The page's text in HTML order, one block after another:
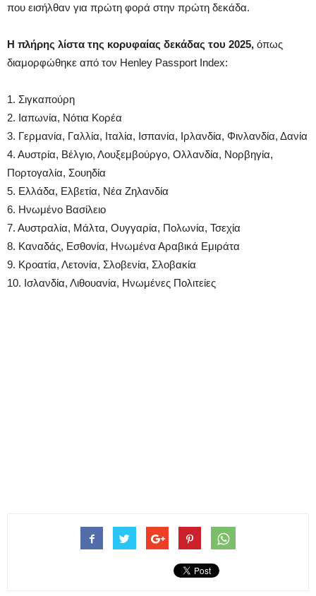
που εισήλθαν για πρώτη φορά στην πρώτη δεκάδα.
Η πλήρης λίστα της κορυφαίας δεκάδας του 2025, όπως
διαμορφώθηκε από τον Henley Passport Index:
1. Σιγκαπούρη
2. Ιαπωνία, Νότια Κορέα
3. Γερμανία, Γαλλία, Ιταλία, Ισπανία, Ιρλανδία, Φινλανδία, Δανία
4. Αυστρία, Βέλγιο, Λουξεμβούργο, Ολλανδία, Νορβηγία,
Πορτογαλία, Σουηδία
5. Ελλάδα, Ελβετία, Νέα Ζηλανδία
6. Ηνωμένο Βασίλειο
7. Αυστραλία, Μάλτα, Ουγγαρία, Πολωνία, Τσεχία
8. Καναδάς, Εσθονία, Ηνωμένα Αραβικά Εμιράτα
9. Κροατία, Λετονία, Σλοβενία, Σλοβακία
10. Ισλανδία, Λιθουανία, Ηνωμένες Πολιτείες